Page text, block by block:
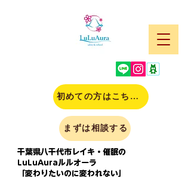
千葉県八千代市レイキ・催眠の
LuLuAuraルルオーラ
「変わりたいのに変われない」
初めての方はこちら(申込)
まずは相談する